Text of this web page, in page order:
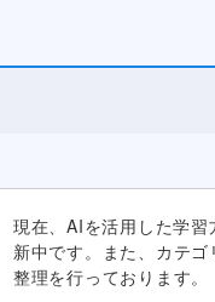
現在、AIを活用した学習
新中です。また、カテ
整理を行っております。